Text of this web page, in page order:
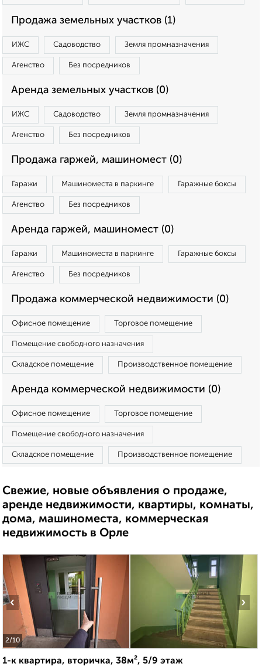
Продажа земельных участков (1)
ИЖС Садоводство Земля промназначения
Агенство Без посредников
Аренда земельных участков (0)
ИЖС Садоводство Земля промназначения
Агенство Без посредников
Продажа гаржей, машиномест (0)
Гаражи Машиноместа в паркинге Гаражные боксы
Агенство Без посредников
Аренда гаржей, машиномест (0)
Гаражи Машиноместа в паркинге Гаражные боксы
Агенство Без посредников
Продажа коммерческой недвижимости (0)
Офисное помещение Торговое помещение
Помещение свободного назначения
Складское помещение Производственное помещение
Аренда коммерческой недвижимости (0)
Офисное помещение Торговое помещение
Помещение свободного назначения
Складское помещение Производственное помещение
Свежие, новые объявления о продаже,
аренде недвижимости, квартиры, комнаты,
дома, машиноместа, коммерческая
недвижимость в Орле
2/10
‹ ›
1-к квартира, вторичка, 38м², 5/9 этаж